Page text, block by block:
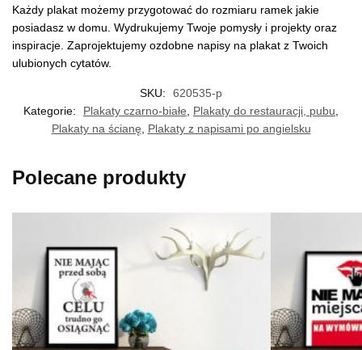
Każdy plakat możemy przygotować do rozmiaru ramek jakie
posiadasz w domu. Wydrukujemy Twoje pomysły i projekty oraz
inspiracje. Zaprojektujemy ozdobne napisy na plakat z Twoich
ulubionych cytatów.
SKU:
620535-p
Kategorie:
Plakaty czarno-białe, Plakaty do restauracji, pubu,
Plakaty na ścianę, Plakaty z napisami po angielsku
Polecane produkty